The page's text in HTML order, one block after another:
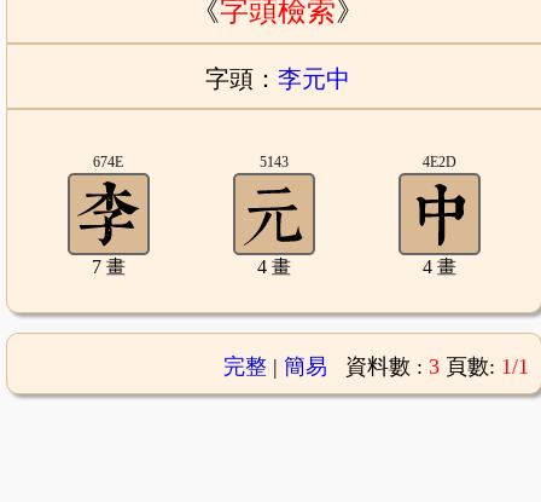
《字頭檢索》
字頭： 李元中
674E
7 畫
5143
4 畫
4E2D
4 畫
完整| 簡易 資料數 : 3 頁數: 1/1